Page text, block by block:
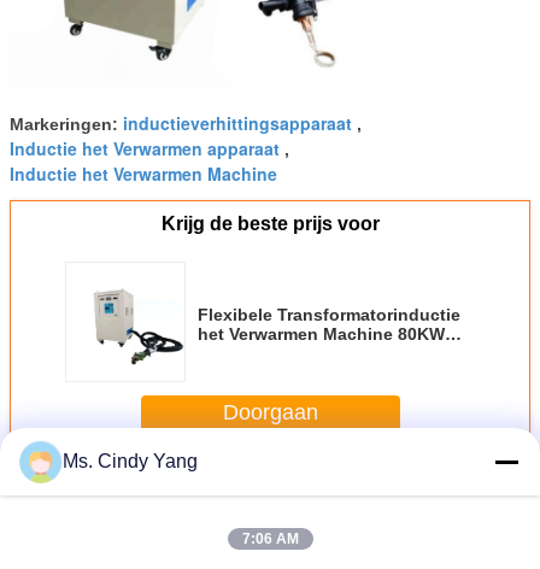
Markeringen: inductieverhittingsapparaat ,
Inductie het Verwarmen apparaat ,
Inductie het Verwarmen Machine
Krijg de beste prijs voor
Flexibele Transformatorinductie
het Verwarmen Machine 80KW
Doorgaan
Meer Inductieverwarmingsapparatuur
Ms. Cindy Yang
7:06 AM